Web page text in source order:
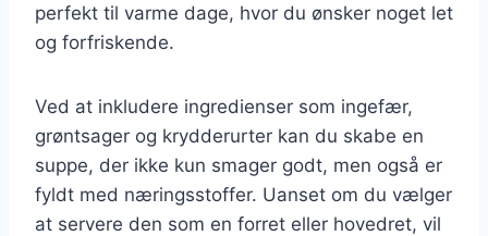
perfekt til varme dage, hvor du ønsker noget let
og forfriskende.
Ved at inkludere ingredienser som ingefær,
grøntsager og krydderurter kan du skabe en
suppe, der ikke kun smager godt, men også er
fyldt med næringsstoffer. Uanset om du vælger
at servere den som en forret eller hovedret, vil